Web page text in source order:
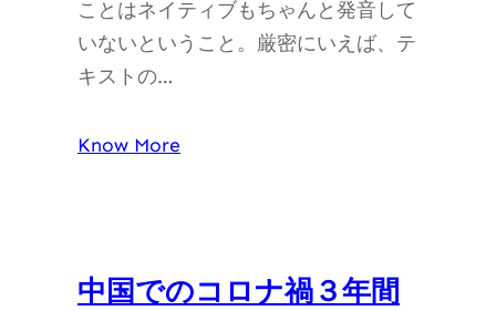
ことはネイティブもちゃんと発音して
いないということ。厳密にいえば、テ
キストの…
Know More
中国でのコロナ禍３年間